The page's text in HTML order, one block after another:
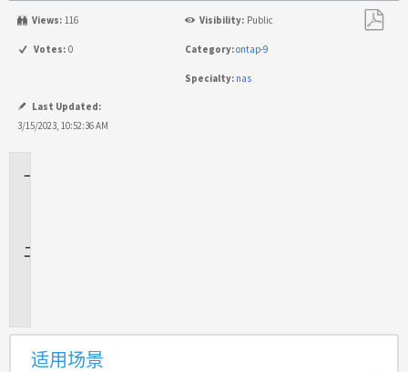
Views: 116 Visibility: Public
Votes: 0 Category:ontap-9
Specialty: nas
Last Updated:
3/15/2023, 10:52:36 AM
适用场景